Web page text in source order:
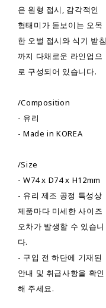
은 원형 접시, 감각적인
형태미가 돋보이는 오목
한 오벌 접시와 식기 받침
까지 다채로운 라인업으
로 구성되어 있습니다.
/Composition
- 유리
- Made in KOREA
/Size
- W74 x D74 x H12mm
- 유리 제조 공정 특성상
제품마다 미세한 사이즈
오차가 발생할 수 있습니
다.
- 구입 전 하단에 기재된
안내 및 취급사항을 확인
해 주세요.